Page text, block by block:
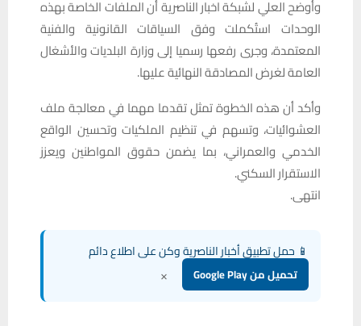
وأوضح العلي لشبكة اخبار الناصرية أن الملفات الخاصة بهذه
الوحدات استُكملت وفق السياقات القانونية والفنية
المعتمدة، وجرى رفعها رسميا إلى وزارة البلديات والأشغال
العامة لغرض المصادقة النهائية عليها.
وأكد أن هذه الخطوة تمثل تقدما مهما في معالجة ملف
العشوائيات، وتسهم في تنظيم الملكيات وتحسين الواقع
الخدمي والعمراني، بما يضمن حقوق المواطنين ويعزز
الاستقرار السكني.
انتهى.
📱 حمل تطبيق أخبار الناصرية وكن على اطلاع دائم
تحميل من Google Play ×